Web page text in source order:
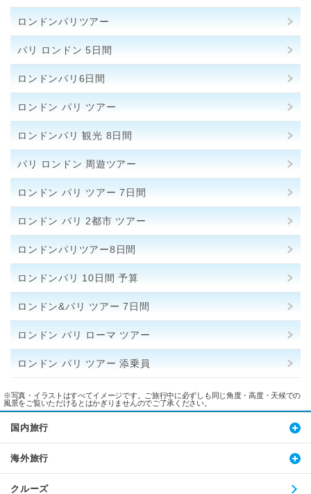
ロンドンパリツアー
パリ ロンドン 5日間
ロンドンパリ6日間
ロンドン パリ ツアー
ロンドンパリ 観光 8日間
パリ ロンドン 周遊ツアー
ロンドン パリ ツアー 7日間
ロンドン パリ 2都市 ツアー
ロンドンパリツアー8日間
ロンドンパリ 10日間 予算
ロンドン&パリ ツアー 7日間
ロンドン パリ ローマ ツアー
ロンドン パリ ツアー 添乗員
※写真・イラストはすべてイメージです。ご旅行中に必ずしも同じ角度・高度・天候での
風景をご覧いただけるとはかぎりませんのでご了承ください。
国内旅行
海外旅行
クルーズ